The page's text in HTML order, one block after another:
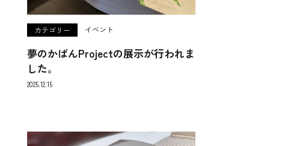
カテゴリー イベント
夢のかばんProjectの展示が行われま
した。
2025.12.15